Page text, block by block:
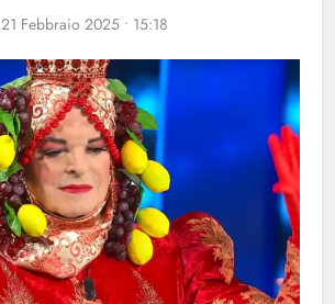
21 Febbraio 2025 • 15:18